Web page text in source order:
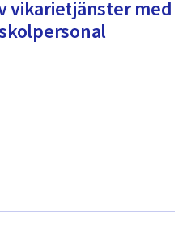
av
dem.
vikarietjänster med